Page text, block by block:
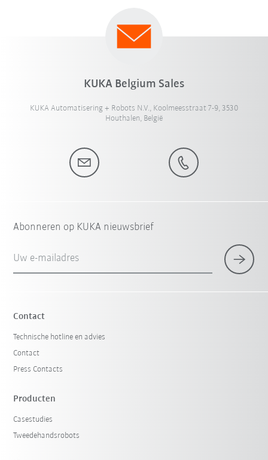
KUKA Belgium Sales
KUKA Automatisering + Robots N.V., Koolmeesstraat 7-9, 3530
Houthalen, België
Abonneren op KUKA nieuwsbrief
Uw e-mailadres
Contact
Technische hotline en advies
Contact
Press Contacts
Producten
Casestudies
Tweedehandsrobots